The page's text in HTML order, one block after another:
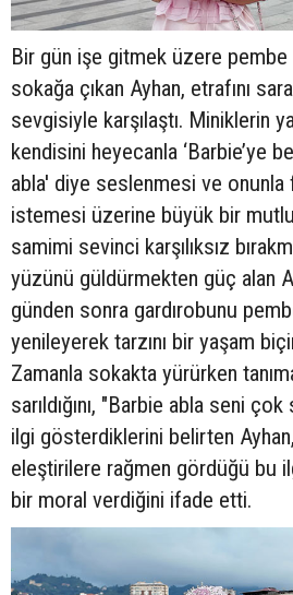
Bir gün işe gitmek üzere
sokağa çıkan Ayhan, etrafını
sevgisiyle karşılaştı. Miniklerin
kendisini heyecanla ‘Barbie’ye
abla' diye seslenmesi ve
istemesi üzerine büyük bir
samimi sevinci karşılıksız
yüzünü güldürmekten güç alan
günden sonra gardırobunu
yenileyerek tarzını bir yaşam
Zamanla sokakta yürürken
sarıldığını, "Barbie abla seni
ilgi gösterdiklerini belirten
eleştirilere rağmen gördüğü bu
bir moral verdiğini ifade etti.